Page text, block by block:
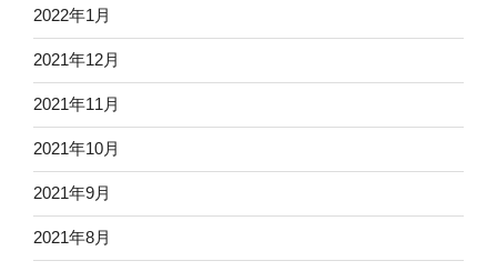
2022年1月
2021年12月
2021年11月
2021年10月
2021年9月
2021年8月